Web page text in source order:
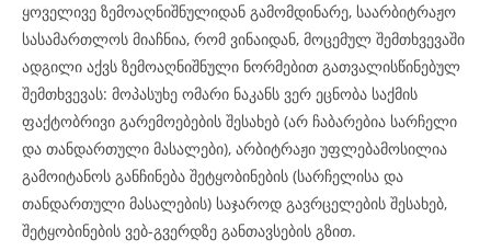
ყოველივე ზემოაღნიშნულიდან გამომდინარე, საარბიტრაჟო
სასამართლოს მიაჩნია, რომ ვინაიდან, მოცემულ შემთხვევაში
ადგილი აქვს ზემოაღნიშნული ნორმებით გათვალისწინებულ
შემთხვევას: მოპასუხე ომარი ნაკანს ვერ ეცნობა საქმის
ფაქტობრივი გარემოებების შესახებ (არ ჩაბარებია სარჩელი
და თანდართული მასალები), არბიტრაჟი უფლებამოსილია
გამოიტანოს განჩინება შეტყობინების (სარჩელისა და
თანდართული მასალების) საჯაროდ გავრცელების შესახებ,
შეტყობინების ვებ-გვერდზე განთავსების გზით.